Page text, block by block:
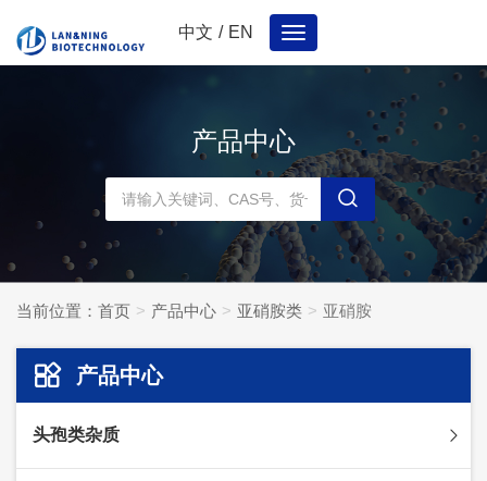
中文 / EN
Toggle
navigation
产品中心
当前位置： 首页 产品中心 亚硝胺类 亚硝胺
产品中心
头孢类杂质